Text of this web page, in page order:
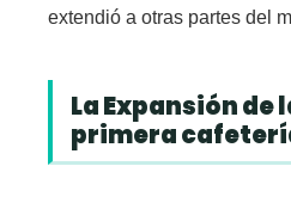
extendió a otras partes del
La Expansión de
primera